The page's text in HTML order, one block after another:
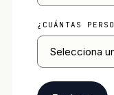
¿CUÁNTAS